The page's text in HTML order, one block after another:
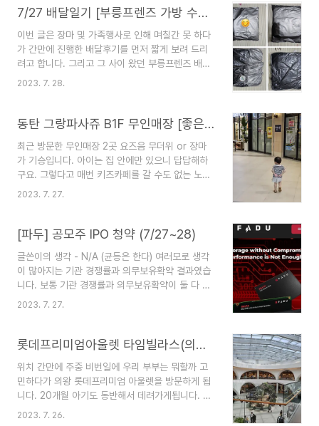
/ 9.84km / 1시간 40분 / 2.6만 원 - 저녁 /
만 원)- 저녁 / 18.43km / 2시간 25분 배달지
7/28 (금)성윤국가대표아구찜앤알곤이찜 우와숯불
바베큐 동탄점 바른김치찜 7/29 (토)디저트39 동
탄호수공원점 알로하김밥 동탄호수공원점 광안천지
7/27 배달일기 [부릉프렌즈 가방 수령] [부릉프렌즈 화성 2차 프로모션 ~7/31]
이번 글은 장마 및 가족행사로 인해 며칠간 못 하다
가 간만에 진행한 배달후기를 먼저 짧게 보려 드리
려고 합니다. 그리고 그 사이 왔던 부릉프렌즈 배달
가방 이벤트 당첨품 수령 후기를 공유하고, 시일이
문이 잘 잡히지 않았습니다. 처음 2건은 활발히 진
행하였고, 다음 1건은 도착지가 직선거리로는 무난
하지만 실주행거리로는 문제가 있어 거절처리하였
습니다. 그 후로 배달 오는 것이 없어 한 20분 동안
바람 잘 드는 벤치에 앉아서 놀다가 복귀하였습니
다. 사람들이 휴가를 가서 그런지 요기요 기사님들
오던 곳인데 요기요 배..
2023. 7. 28.
동탄 그랑파사쥬 B1F 무인매장 [좋은계란할인점],[코코아린(아이옷)]
최근 방문한 무인매장 2곳 요즈음 무더위 or 장마
가 기승입니다. 아이는 집 안에만 있으니 답답해하
구요. 그렇다고 매번 키즈카페를 갈 수도 없는 노릇
이니 산책 겸 그랑파사쥬나 라크몽을 방문하여 아이
모두 그렁파사쥬 지하1층에 위치하고 있습니다. 좋
성시 동탄대로5길 15 (송동)
http://kko.to/VAvwBUFlha 좋은계란 할인점 경
기 화성시 동탄대로5길 15 map.kakao.com * 화
성페이 불가능 검색해보니 여러 곳이 있네요. 저만
시스템으로 파는..
2023. 7. 27.
[파두] 공모주 IPO 청약 (7/27~28)
글쓴이의 생각 - N/A (균등은 한다) 여러모로 생각
이 많아지는 기관 경쟁률과 의무보유확약 결과였습
니다. 보통 기관 경쟁률과 의무보유확약이 둘 다 높
으면 비례 배정까지 노리고 기관경쟁률만 높으면 균
다. 그래도 꽤 많은 청약을 했었다고 생각했는데 이
IPO이니만큼 청약 둘째날 점심까지의 경쟁률을 확
인한 뒤 최소 균등 청약은 하려고합니다. 청약주관
사, 일정 및 공모가 주관사 및 배정물량 : NH투자증
권 - 4,000,000주 한국투자증권 - 1,750,000
2023. 7. 27.
롯데프리미엄아울렛 타임빌라스(의왕)-[아티장베이커스],야외놀이터
위치 간만에 주중 비번일에 우리 부부는 뭐할까 고
민하다가 의왕 롯데프리미엄 아울렛을 방문하게 됩
니다. 20개월 아기도 동반해서 데려가게됩니다. 위
치 및 운영시간 [카카오맵] 롯데프리미엄아울렛 타
2023. 7. 26.